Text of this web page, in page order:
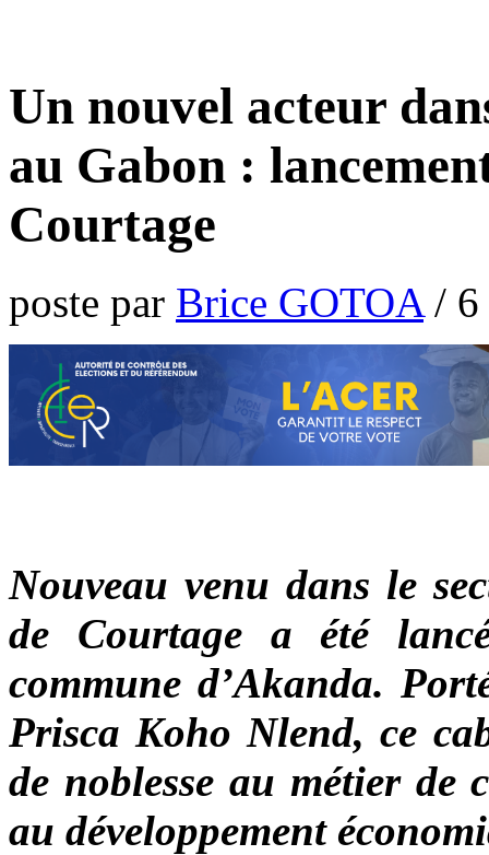
Un nouvel acteur
au Gabon :
Courtage
poste par Brice GOTOA/ 6
Nouveau venu dans le
de Courtage a été
commune d’Akanda.
Prisca Koho Nlend, ce
de noblesse au métier de
au développement